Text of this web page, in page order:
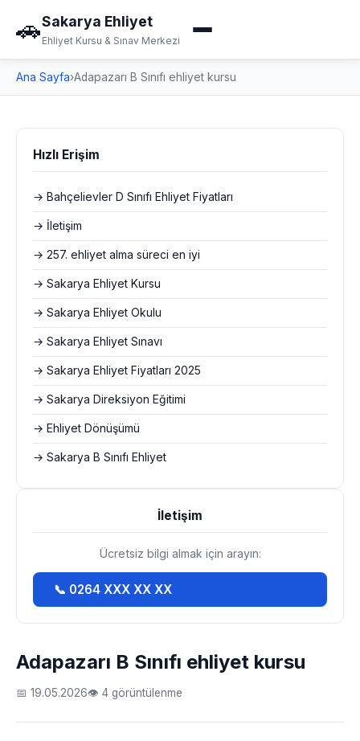
🚗Sakarya Ehliyet
Ehliyet Kursu & Sınav Merkezi
Ana Sayfa›Adapazarı B Sınıfı ehliyet kursu
Adapazarı B Sınıfı ehliyet kursu
📅 19.05.2026👁 4 görüntülenme
Hızlı Erişim
→ Bahçelievler D Sınıfı Ehliyet Fiyatları
→ İletişim
→ 257. ehliyet alma süreci en iyi
→ Sakarya Ehliyet Kursu
→ Sakarya Ehliyet Okulu
→ Sakarya Ehliyet Sınavı
→ Sakarya Ehliyet Fiyatları 2025
→ Sakarya Direksiyon Eğitimi
→ Ehliyet Dönüşümü
→ Sakarya B Sınıfı Ehliyet
İletişim
Ücretsiz bilgi almak için arayın:
📞 0264 XXX XX XX